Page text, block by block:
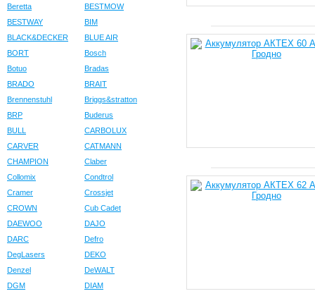
Beretta
BESTMOW
BESTWAY
BIM
BLACK&DECKER
BLUE AIR
BORT
Bosch
Botuo
Bradas
BRADO
BRAIT
Brennenstuhl
Briggs&stratton
BRP
Buderus
BULL
CARBOLUX
CARVER
CATMANN
CHAMPION
Claber
Collomix
Condtrol
Cramer
Crossjet
CROWN
Cub Cadet
DAEWOO
DAJO
DARC
Defro
DegLasers
DEKO
Denzel
DeWALT
DGM
DIAM